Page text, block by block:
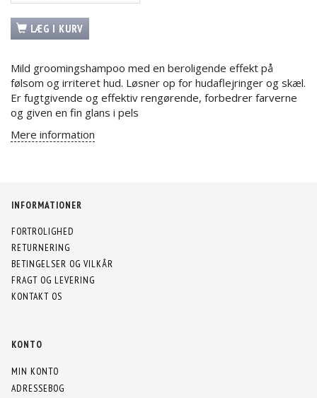
LÆG I KURV
Mild groomingshampoo med en beroligende effekt på
følsom og irriteret hud. Løsner op for hudaflejringer og skæl.
Er fugtgivende og effektiv rengørende, forbedrer farverne
og given en fin glans i pels
Mere information
INFORMATIONER
FORTROLIGHED
RETURNERING
BETINGELSER OG VILKÅR
FRAGT OG LEVERING
KONTAKT OS
KONTO
MIN KONTO
ADRESSEBOG